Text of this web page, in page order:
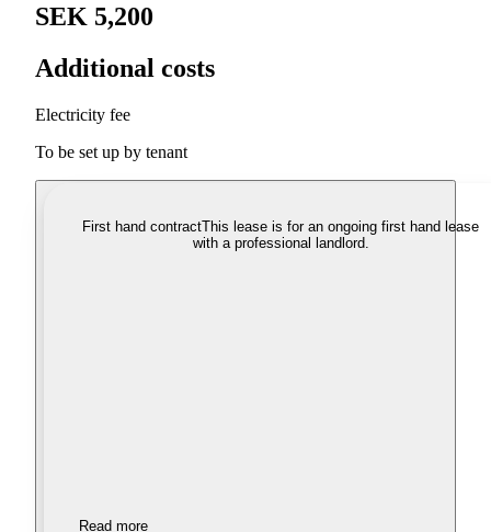
SEK 5,200
Additional costs
Electricity fee
To be set up by tenant
First hand contractThis lease is for an ongoing first hand lease
with a professional landlord.
Read more